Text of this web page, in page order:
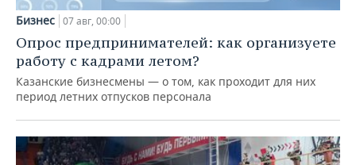
Бизнес 07 авг, 00:00
Опрос предпринимателей: как организуете
работу с кадрами летом?
Казанские бизнесмены — о том, как проходит для них
период летних отпусков персонала